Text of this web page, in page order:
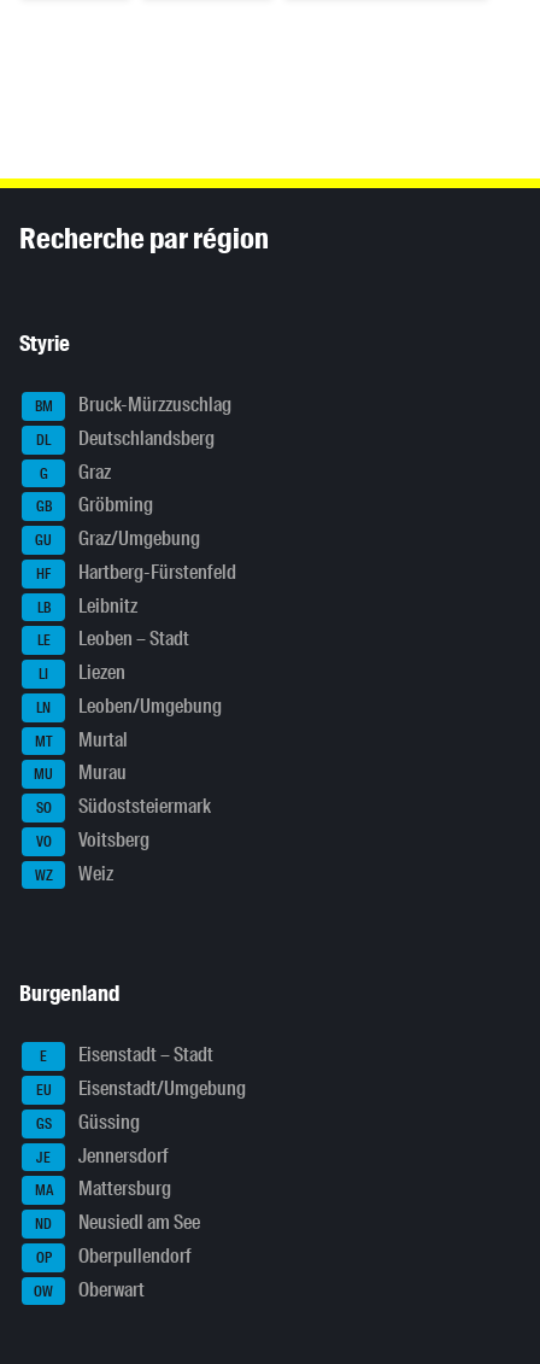
Recherche par région
Styrie
BM Bruck-Mürzzuschlag
DL Deutschlandsberg
G Graz
GB Gröbming
GU Graz/Umgebung
HF Hartberg-Fürstenfeld
LB Leibnitz
LE Leoben – Stadt
LI Liezen
LN Leoben/Umgebung
MT Murtal
MU Murau
SO Südoststeiermark
VO Voitsberg
WZ Weiz
Burgenland
E Eisenstadt – Stadt
EU Eisenstadt/Umgebung
GS Güssing
JE Jennersdorf
MA Mattersburg
ND Neusiedl am See
OP Oberpullendorf
OW Oberwart